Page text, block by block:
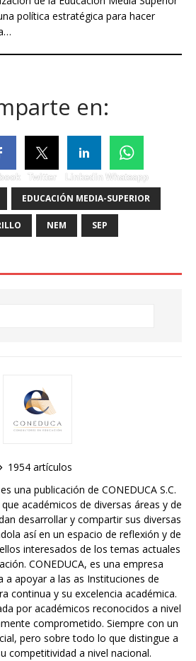
política estratégica para hacer
en:
Twitter Linkedin Whatsapp
EDUCACIÓN MEDIA-SUPERIOR
NEM SEP
1954 artículos
una publicación de CONEDUCA S.C.
académicos de diversas áreas y de
desarrollar y compartir sus diversas
así en un espacio de reflexión y de
interesados de los temas actuales
CONEDUCA, es una empresa
a apoyar a las as Instituciones de
continua y su excelencia académica.
por académicos reconocidos a nivel
comprometido. Siempre con un
pero sobre todo lo que distingue a
competitividad a nivel nacional.